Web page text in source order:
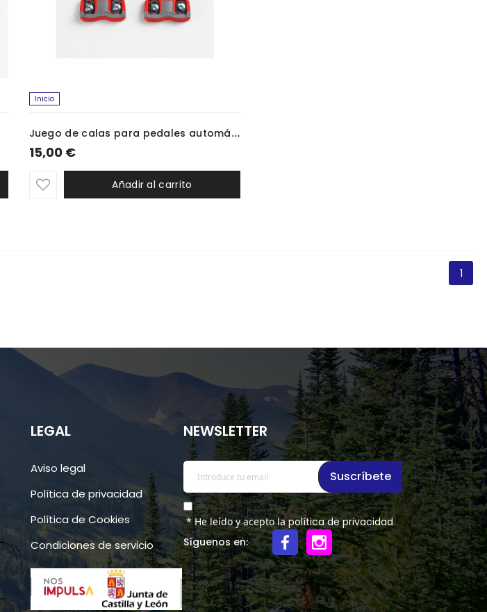
Inicio
Juego de calas para pedales automáticos de 6 grados de carretera Bontrager
15,00 €
Añadir al carrito
1
LEGAL
Aviso legal
Política de privacidad
Política de Cookies
Condiciones de servicio
NEWSLETTER
Suscríbete
* He leído y acepto lapolítica de privacidad
Síguenos en: